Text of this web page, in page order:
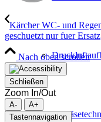
Kärcher WC- und
geschuetzt nur fuer Ersatz
Nach oben scrollen
Schließen
Zoom In/Out
A-
A+
Tastennavigation